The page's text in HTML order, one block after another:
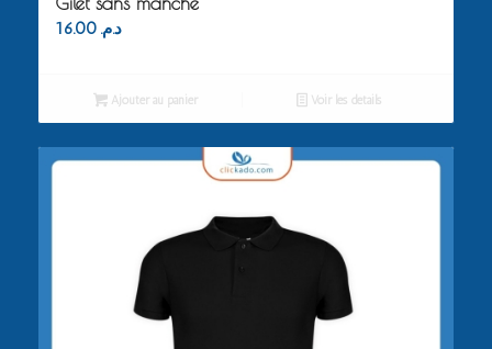
د.م. 16.00
Ajouter au panier Voir les détails